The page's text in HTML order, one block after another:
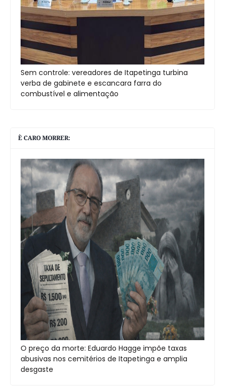
Sem controle: vereadores de Itapetinga turbina
verba de gabinete e escancara farra do
combustível e alimentação
È CARO MORRER:
O preço da morte: Eduardo Hagge impõe taxas
abusivas nos cemitérios de Itapetinga e amplia
desgaste